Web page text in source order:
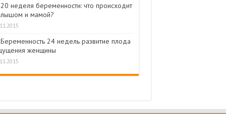
20 неделя беременности: что происходит
и мамой?
Беременность 24 недель развитие плода
женщины